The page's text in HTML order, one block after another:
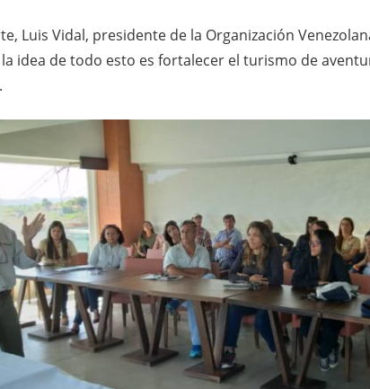
Luis Vidal, presidente de la Organización
idea de todo esto es fortalecer el turismo de